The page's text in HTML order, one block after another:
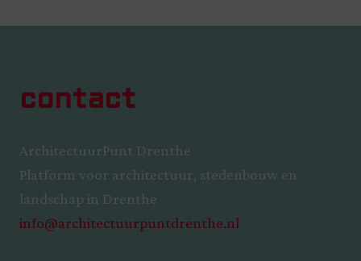
contact
ArchitectuurPunt Drenthe
Platform voor architectuur, stedenbouw en
landschap in Drenthe
info@architectuurpuntdrenthe.nl